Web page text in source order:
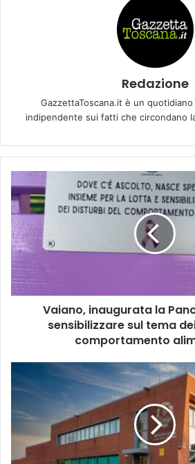
Redazione
GazzettaToscana.it è un
indipendente sui fatti che circondano
a
i
n
o
i
n
a
Vaiano, inaugurata la
sensibilizzare sul tema
comportamento
e
r